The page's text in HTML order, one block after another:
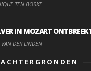
TEN BOSKE
IN MOZART
DER LINDEN
ACHTERGRONDEN